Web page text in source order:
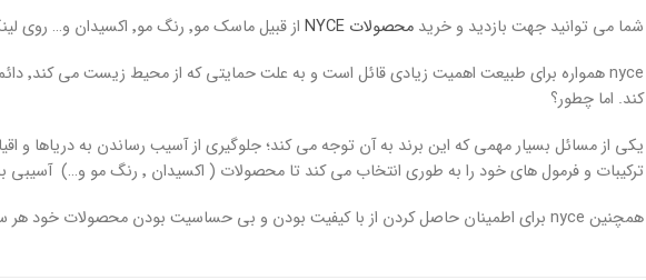
شما می توانید جهت بازدید و خرید محصولات NYCE
از قبیل ماسک مو٬ رنگ مو٬ اکسیدان و… روی لینک رنگی کلیک کنید تا به صفحه‌ی مورد نظر انتقال داده شوید.
nyce همواره برای طبیعت اهمیت زیادی قائل است و به علت حمایتی که از محیط زیست می کند٬ دائماََ برای
کند. اما چطور؟
ترکیبات و فرمول های خود را به طوری انتخاب می کند تا محصولات ( اکسیدان ٬ رنگ مو و…) آسیبی به آب های آزاد نزنند.
همچنین nyce برای اطمینان حاصل کردن از با کیفیت بودن و بی حساسیت بودن محصولات خود هر ساله چندین هزار تست بر روی آن ها انجام می دهد.